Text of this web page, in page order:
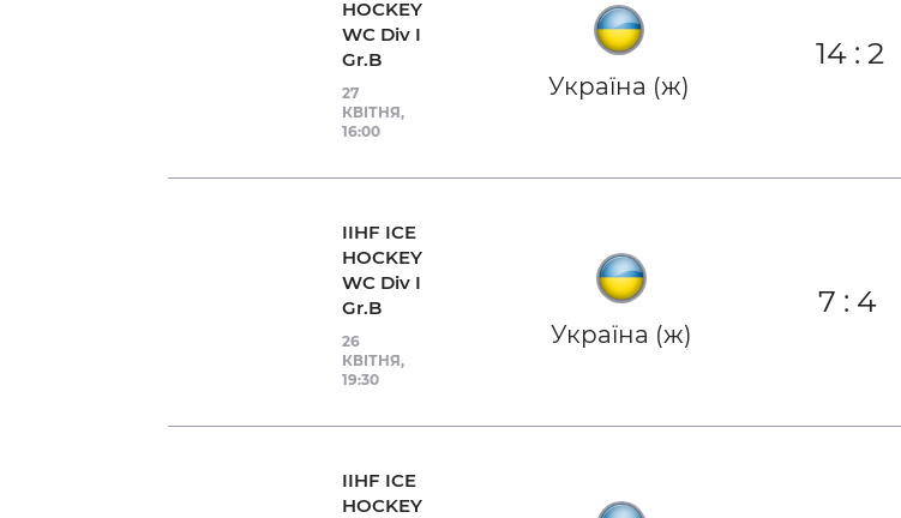
HOCKEY
WC Div I
Gr.B
27
КВІТНЯ,
16:00
Україна (ж)
14 : 2
IIHF ICE
HOCKEY
WC Div I
Gr.B
26
КВІТНЯ,
19:30
Україна (ж)
7 : 4
IIHF ICE
HOCKEY